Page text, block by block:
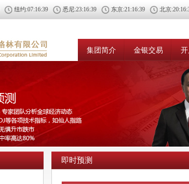
纽约:07:16:39 悉尼:23:16:39 东京:21:16:39 北京:
集团简介 金银交易
即时预测